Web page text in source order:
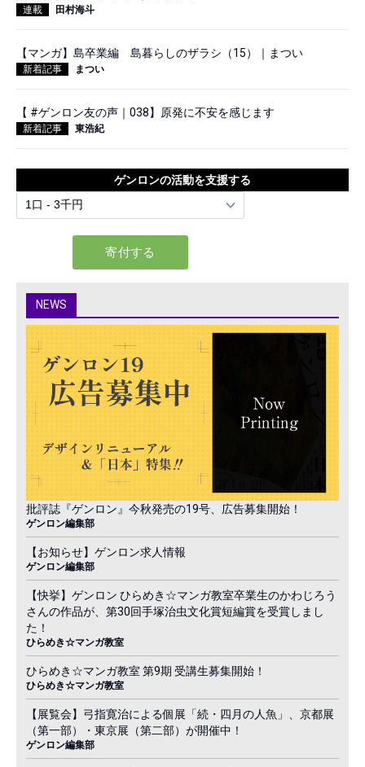
連載 田村海斗
【マンガ】島卒業編 島暮らしのザラシ（15）｜まつい
新着記事 まつい
【 #ゲンロン友の声｜038】原発に不安を感じます
新着記事 東浩紀
ゲンロンの活動を支援する
NEWS
批評誌『ゲンロン』今秋発売の19号、広告募集開始！
ゲンロン編集部
【お知らせ】ゲンロン求人情報
ゲンロン編集部
【快挙】ゲンロン ひらめき☆マンガ教室卒業生のかわじろう
さんの作品が、第30回手塚治虫文化賞短編賞を受賞しまし
た！
ひらめき☆マンガ教室
ひらめき☆マンガ教室 第9期 受講生募集開始！
ひらめき☆マンガ教室
【展覧会】弓指寛治による個展「続・四月の人魚」、京都展
（第一部）・東京展（第二部）が開催中！
ゲンロン編集部